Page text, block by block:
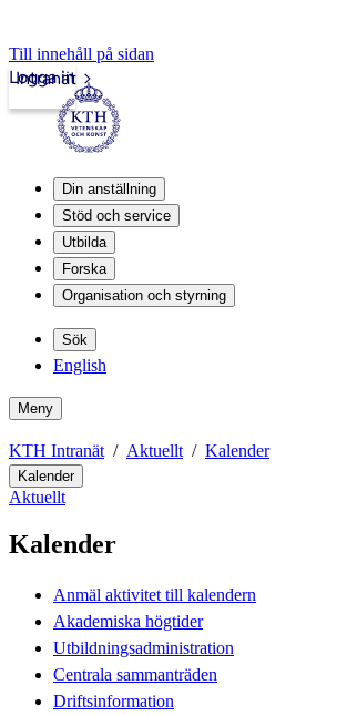
Till innehåll på sidan
Intranät
Logga in
Din anställning
Stöd och service
Utbilda
Forska
Organisation och styrning
Sök
English
Meny
KTH Intranät Aktuellt Kalender
Kalender
Aktuellt
Kalender
Anmäl aktivitet till kalendern
Akademiska högtider
Utbildningsadministration
Centrala sammanträden
Driftsinformation